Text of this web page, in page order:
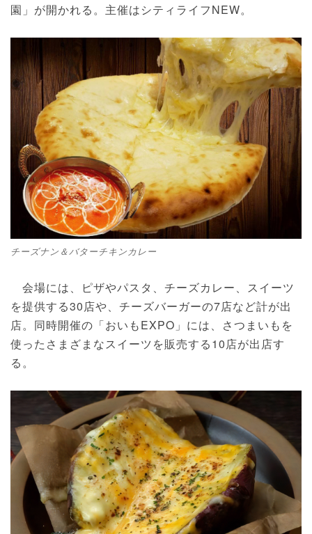
園」が開かれる。主催はシティライフNEW。
チーズナン＆バターチキンカレー
会場には、ピザやパスタ、チーズカレー、スイーツ
を提供する30店や、チーズバーガーの7店など計が出
店。同時開催の「おいもEXPO」には、さつまいもを
使ったさまざまなスイーツを販売する10店が出店す
る。